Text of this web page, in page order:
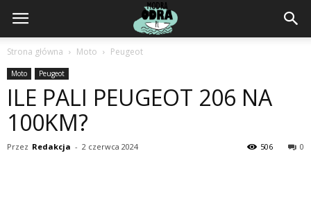
ModraOdra.pl
Strona główna Moto Peugeot
Moto Peugeot
ILE PALI PEUGEOT 206 NA
100KM?
Przez Redakcja - 2 czerwca 2024 0
506